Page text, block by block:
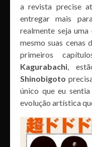
a revista precise
entregar mais
realmente seja
mesmo suas cenas
primeiros
Kagurabachi,
Shinobigoto
único que eu
evolução artística